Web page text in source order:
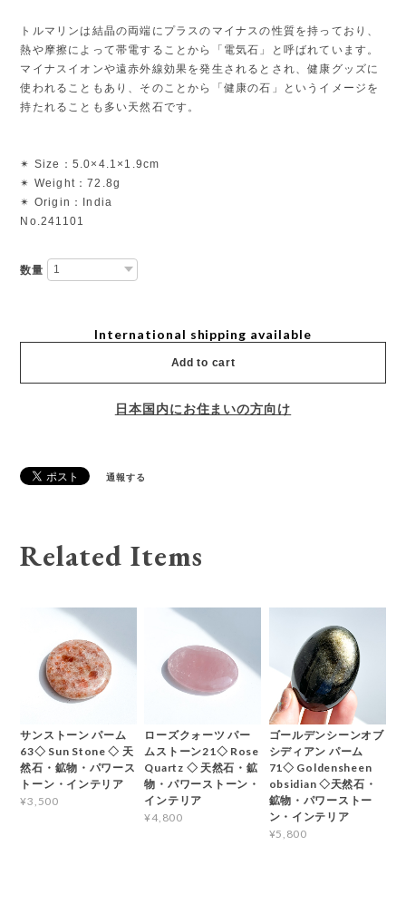
トルマリンは結晶の両端にプラスのマイナスの性質を持っており、
熱や摩擦によって帯電することから「電気石」と呼ばれています。
マイナスイオンや遠赤外線効果を発生されるとされ、健康グッズに
使われることもあり、そのことから「健康の石」というイメージを
持たれることも多い天然石です。
✴︎ Size：5.0×4.1×1.9cm
✴︎ Weight：72.8g
✴︎ Origin：India
No.241101
数量
International shipping available
Add to cart
日本国内にお住まいの方向け
通報する
Related Items
サンストーン パーム
63◇ Sun Stone ◇ 天
然石・鉱物・パワース
トーン・インテリア
¥3,500
ローズクォーツ パー
ムストーン21◇ Rose
Quartz ◇ 天然石・鉱
物・パワーストーン・
インテリア
¥4,800
ゴールデンシーンオブ
シディアン パーム
71◇ Goldensheen
obsidian ◇天然石・
鉱物・パワーストー
ン・インテリア
¥5,800